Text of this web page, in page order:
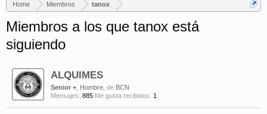
Home Miembros tanox
Miembros a los que tanox está
siguiendo
ALQUIMES
Senior + , Hombre, de BCN
Mensajes: 885 Me gusta recibidos: 1